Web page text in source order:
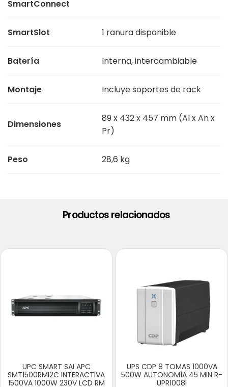
SmartConnect
SmartSlot 1 ranura disponible
Batería Interna, intercambiable
Montaje Incluye soportes de rack
Dimensiones
89 x 432 x 457 mm (Al x An x
Pr)
Peso 28,6 kg
Productos relacionados
UPC SMART SAI APC
SMT1500RMI2C INTERACTIVA
1500VA 1000W 230V LCD RM
UPS CDP 8 TOMAS 1000VA
500W AUTONOMÍA 45 MIN R-
UPR1008I